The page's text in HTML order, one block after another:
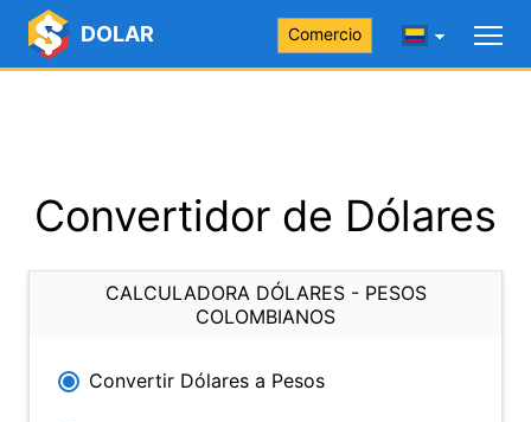
DOLAR Comercio
Convertidor de Dólares
CALCULADORA DÓLARES - PESOS
COLOMBIANOS
Convertir Dólares a Pesos